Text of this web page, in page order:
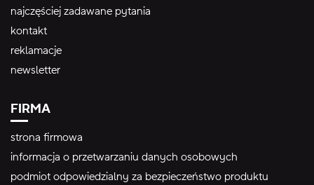
najczęściej zadawane pytania
kontakt
reklamacje
newsletter
FIRMA
strona firmowa
informacja o przetwarzaniu danych osobowych
podmiot odpowiedzialny za bezpieczeństwo produktu